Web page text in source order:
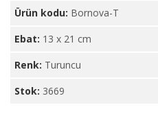
Ürün kodu: Bornova-T
Ebat: 13 x 21 cm
Renk: Turuncu
Stok: 3669